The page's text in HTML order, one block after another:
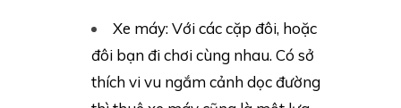
Xe máy: Với các cặp đôi, hoặc
đôi bạn đi chơi cùng nhau. Có sở
thích vi vu ngắm cảnh dọc đường